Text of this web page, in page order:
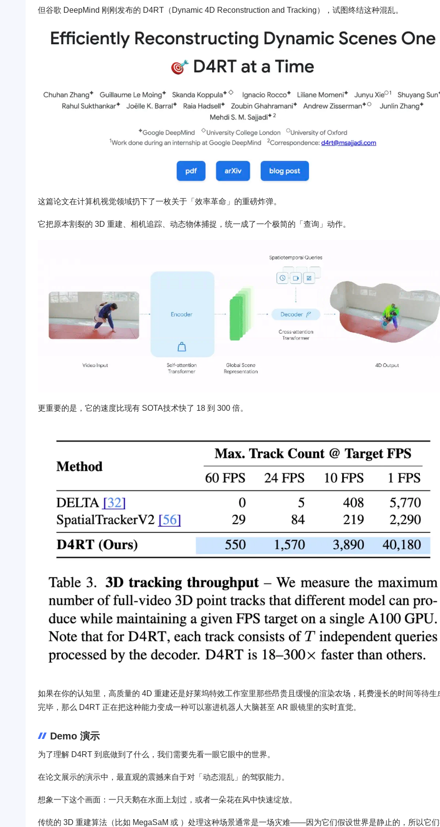
但谷歌 DeepMind 刚刚发布的 D4RT（Dynamic 4D Reconstruction and Tracking），试图终结这种混乱。
这篇论文在计算机视觉领域扔下了一枚关于「效率革命」的重磅炸弹。
它把原本割裂的 3D 重建、相机追踪、动态物体捕捉，统一成了一个极简的「查询」动作。
更重要的是，它的速度比现有 SOTA技术快了 18 到 300 倍。
如果在你的认知里，高质量的 4D 重建还是好莱坞特效工作室里那些昂贵且缓慢的渲染农场，耗费漫长的时间等待生
完毕，那么 D4RT 正在把这种能力变成一种可以塞进机器人大脑甚至 AR 眼镜里的实时直觉。
Demo 演示
为了理解 D4RT 到底做到了什么，我们需要先看一眼它眼中的世界。
在论文展示的演示中，最直观的震撼来自于对「动态混乱」的驾驭能力。
想象一下这个画面：一只天鹅在水面上划过，或者一朵花在风中快速绽放。
传统的 3D 重建算法（比如 MegaSaM 或 ）处理这种场景通常是一场灾难——因为它们假设世界是静止的，所以它